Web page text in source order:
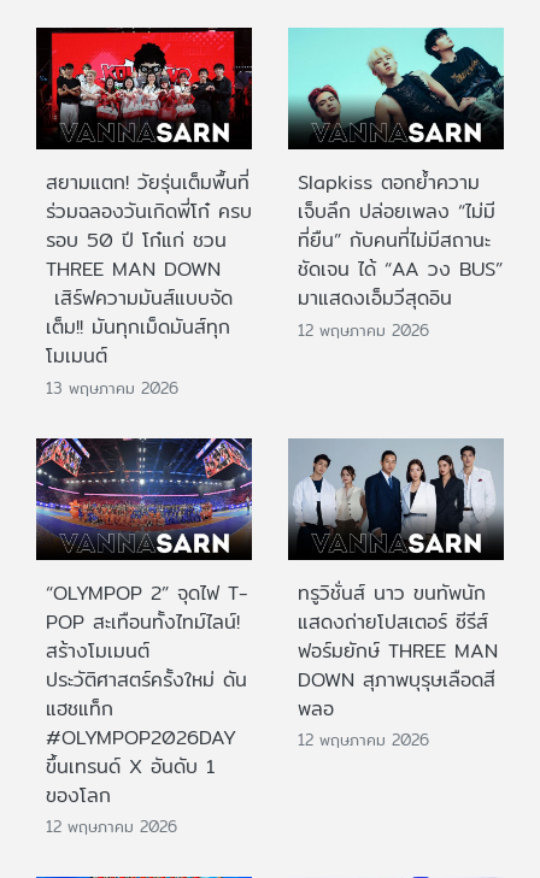
สยามแตก! วัยรุ่นเต็มพื้นที่
ร่วมฉลองวันเกิดพี่โก๋ ครบ
รอบ 50 ปี โก๋แก่ ชวน
THREE MAN DOWN
เสิร์ฟความมันส์แบบจัด
เต็ม!! มันทุกเม็ดมันส์ทุก
โมเมนต์
13 พฤษภาคม 2026
Slapkiss ตอกย้ำความ
เจ็บลึก ปล่อยเพลง “ไม่มี
ที่ยืน” กับคนที่ไม่มีสถานะ
ชัดเจน ได้ “AA วง BUS”
มาแสดงเอ็มวีสุดอิน
12 พฤษภาคม 2026
“OLYMPOP 2” จุดไฟ T-
POP สะเทือนทั้งไทม์ไลน์!
สร้างโมเมนต์
ประวัติศาสตร์ครั้งใหม่ ดัน
แฮชแท็ก
#OLYMPOP2026DAY
ขึ้นเทรนด์ X อันดับ 1
ของโลก
12 พฤษภาคม 2026
ทรูวิชั่นส์ นาว ขนทัพนัก
แสดงถ่ายโปสเตอร์ ซีรีส์
ฟอร์มยักษ์ THREE MAN
DOWN สุภาพบุรุษเลือดสี
พลอ
12 พฤษภาคม 2026